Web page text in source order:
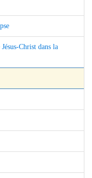
Christ dans la